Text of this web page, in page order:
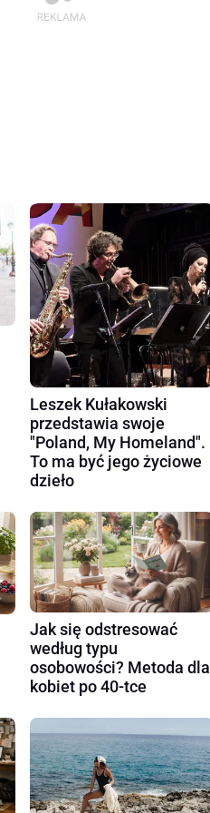
Leszek Kułakowski
przedstawia swoje
"Poland, My Homeland".
To ma być jego życiowe
dzieło
Jak się odstresować
według typu
osobowości? Metoda dla
kobiet po 40-tce